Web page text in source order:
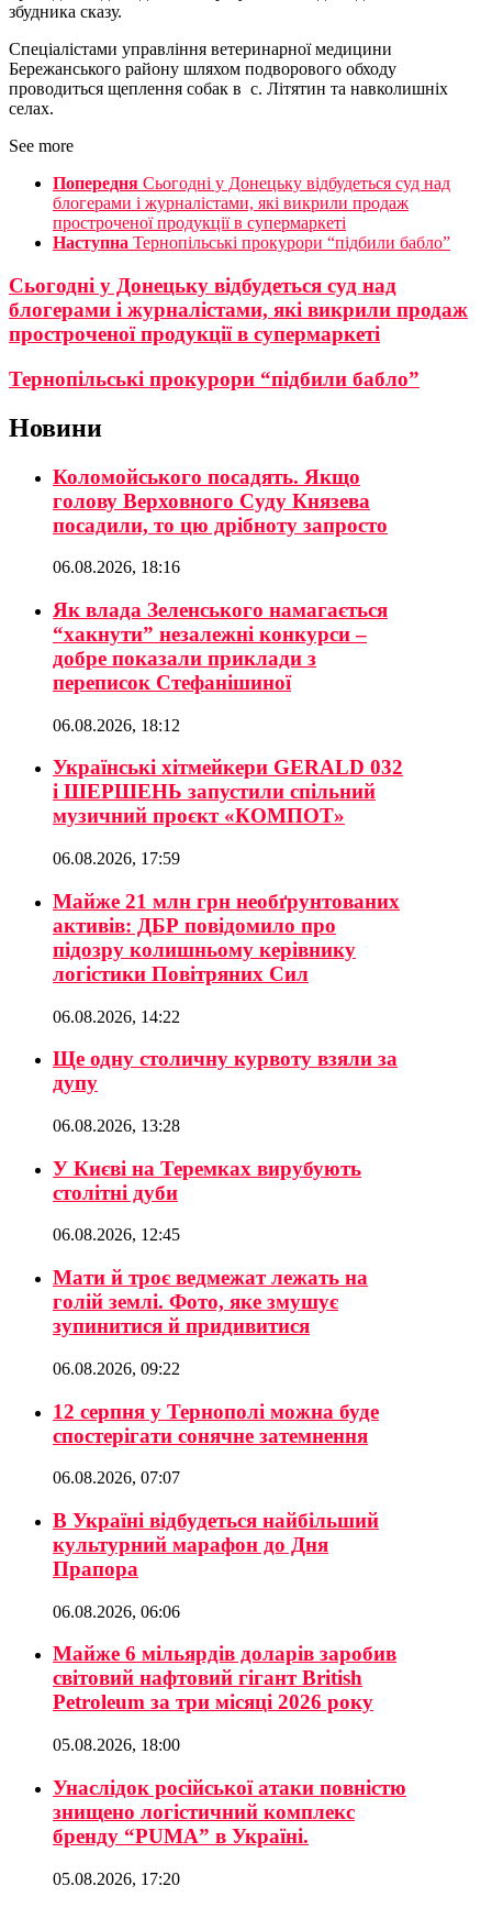
збудника сказу.
Спеціалістами управління ветеринарної медицини
Бережанського району шляхом подворового обходу
проводиться щеплення собак в с. Літятин та навколишніх
селах.
See more
Попередня Сьогодні у Донецьку відбудеться суд над
блогерами і журналістами, які викрили продаж
простроченої продукції в супермаркеті
Наступна Тернопільські прокурори “підбили бабло”
Сьогодні у Донецьку відбудеться суд над
блогерами і журналістами, які викрили продаж
простроченої продукції в супермаркеті
Тернопільські прокурори “підбили бабло”
Новини
Коломойського посадять. Якщо
голову Верховного Суду Князева
посадили, то цю дрібноту запросто
06.08.2026, 18:16
Як влада Зеленського намагається
“хакнути” незалежні конкурси –
добре показали приклади з
переписок Стефанішиної
06.08.2026, 18:12
Українські хітмейкери GERALD 032
і ШЕРШЕНЬ запустили спільний
музичний проєкт «КОМПОТ»
06.08.2026, 17:59
Майже 21 млн грн необґрунтованих
активів: ДБР повідомило про
підозру колишньому керівнику
логістики Повітряних Сил
06.08.2026, 14:22
Ще одну столичну курвоту взяли за
дупу
06.08.2026, 13:28
У Києві на Теремках вирубують
столітні дуби
06.08.2026, 12:45
Мати й троє ведмежат лежать на
голій землі. Фото, яке змушує
зупинитися й придивитися
06.08.2026, 09:22
12 серпня у Тернополі можна буде
спостерігати сонячне затемнення
06.08.2026, 07:07
В Україні відбудеться найбільший
культурний марафон до Дня
Прапора
06.08.2026, 06:06
Майже 6 мільярдів доларів заробив
світовий нафтовий гігант British
Petroleum за три місяці 2026 року
05.08.2026, 18:00
Унаслідок російської атаки повністю
знищено логістичний комплекс
бренду “PUMA” в Україні.
05.08.2026, 17:20